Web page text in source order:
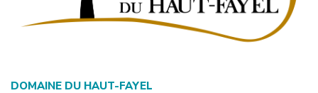
DOMAINE DU HAUT-FAYEL